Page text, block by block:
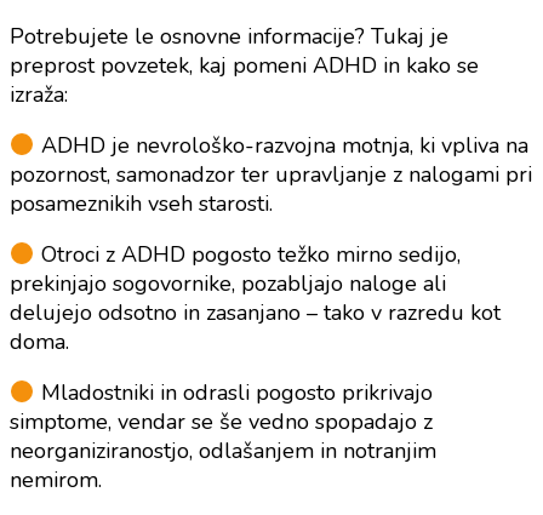
Potrebujete le osnovne informacije? Tukaj je
preprost povzetek, kaj pomeni ADHD in kako se
izraža:
ADHD je nevrološko-razvojna motnja, ki vpliva na
pozornost, samonadzor ter upravljanje z nalogami pri
posameznikih vseh starosti.
Otroci z ADHD pogosto težko mirno sedijo,
prekinjajo sogovornike, pozabljajo naloge ali
delujejo odsotno in zasanjano – tako v razredu kot
doma.
Mladostniki in odrasli pogosto prikrivajo
simptome, vendar se še vedno spopadajo z
neorganiziranostjo, odlašanjem in notranjim
nemirom.